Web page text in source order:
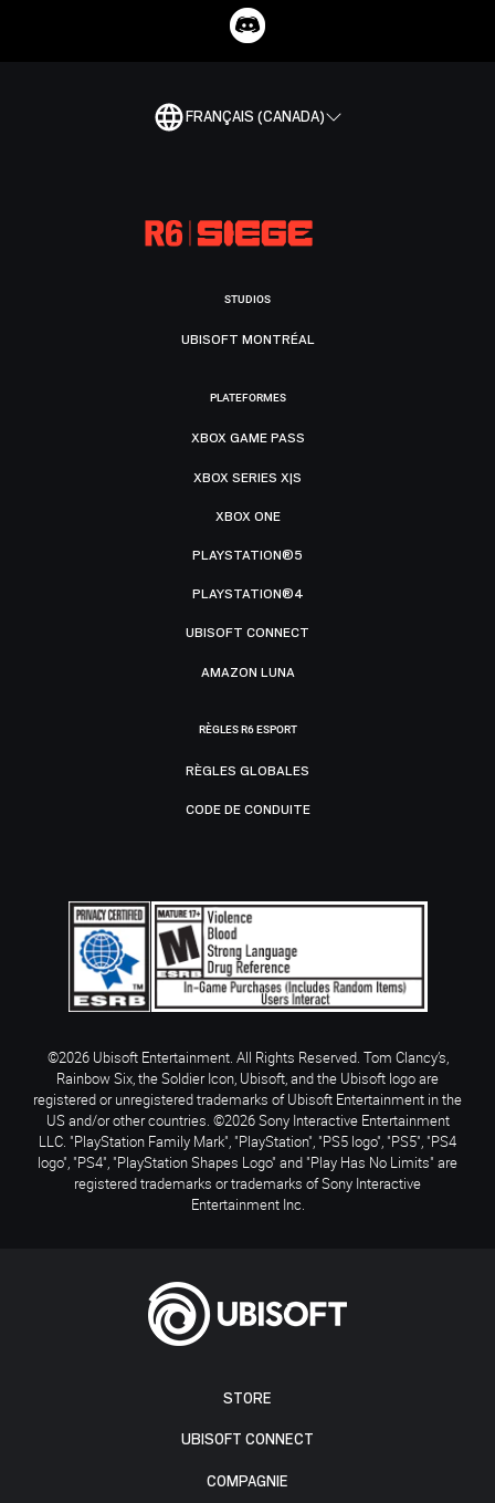
FRANÇAIS (CANADA)
STORE
UBISOFT CONNECT
COMPAGNIE
STUDIOS
UBISOFT MONTRÉAL
PLATEFORMES
XBOX GAME PASS
XBOX SERIES X|S
XBOX ONE
PLAYSTATION®5
PLAYSTATION®4
UBISOFT CONNECT
AMAZON LUNA
RÈGLES R6 ESPORT
RÈGLES GLOBALES
CODE DE CONDUITE
©2026 Ubisoft Entertainment. All Rights Reserved. Tom Clancy’s,
Rainbow Six, the Soldier Icon, Ubisoft, and the Ubisoft logo are
registered or unregistered trademarks of Ubisoft Entertainment in the
US and/or other countries. ©2026 Sony Interactive Entertainment
LLC. "PlayStation Family Mark", "PlayStation", "PS5 logo", "PS5", "PS4
logo", "PS4", "PlayStation Shapes Logo" and "Play Has No Limits" are
registered trademarks or trademarks of Sony Interactive
Entertainment Inc.